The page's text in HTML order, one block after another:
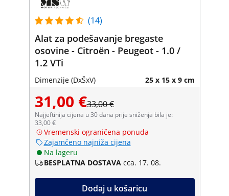
(14)
Alat za podešavanje bregaste
osovine - Citroën - Peugeot - 1.0 /
1.2 VTi
Dimenzije (DxŠxV) 25 x 15 x 9 cm
31,00 €33,00 €
Najjeftinija cijena u 30 dana prije sniženja bila je:
33,00 €
Vremenski ograničena ponuda
Zajamčeno najniža cijena
Na lageru
BESPLATNA DOSTAVA cca. 17. 08.
Dodaj u košaricu